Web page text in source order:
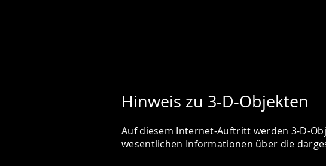
Hinweis zu 3-D-Objekten
Auf diesem Internet-Auftritt werden 3-D-
wesentlichen Informationen über die